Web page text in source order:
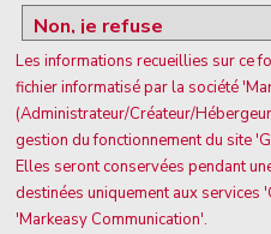
Les informations recueillies sur ce
fichier informatisé par la société
(Administrateur/Créateur/
gestion du fonctionnement du site
Elles seront conservées pendant
destinées uniquement aux services
'Markeasy Communication'.